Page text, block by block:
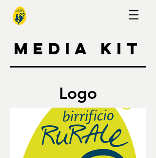
MEDIA KIT
Logo